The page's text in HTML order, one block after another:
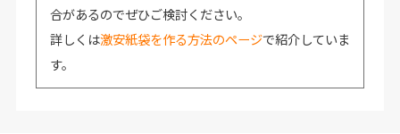
合があるのでぜひご検討ください。
詳しくは激安紙袋を作る方法のページで紹介していま
す。